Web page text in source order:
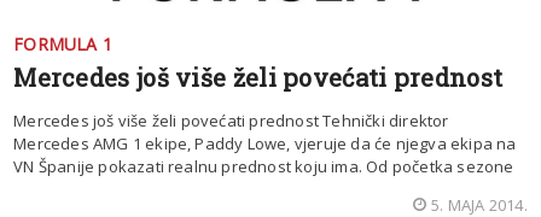
FORMULA 1
Mercedes još više želi povećati prednost
Mercedes još više želi povećati prednost Tehnički direktor
Mercedes AMG 1 ekipe, Paddy Lowe, vjeruje da će njegva ekipa na
VN Španije pokazati realnu prednost koju ima. Od početka sezone
5. MAJA 2014.